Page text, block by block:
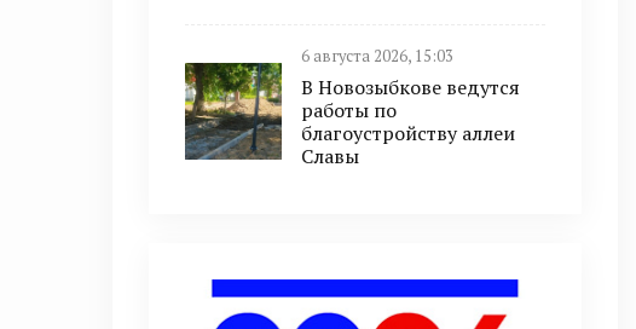
6 августа 2026, 15:03
В Новозыбкове ведутся
работы по
благоустройству аллеи
Славы